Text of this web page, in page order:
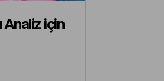
Analiz için